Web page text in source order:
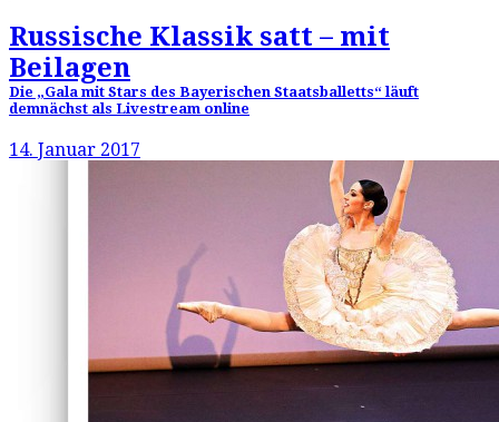
Russische Klassik satt – mit
Beilagen
Die „Gala mit Stars des Bayerischen Staatsballetts“ läuft
demnächst als Livestream online
14. Januar 2017